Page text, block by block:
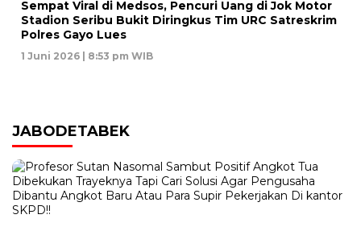
Sempat Viral di Medsos, Pencuri Uang di Jok Motor
Stadion Seribu Bukit Diringkus Tim URC Satreskrim
Polres Gayo Lues
1 Juni 2026 | 8:53 pm WIB
JABODETABEK